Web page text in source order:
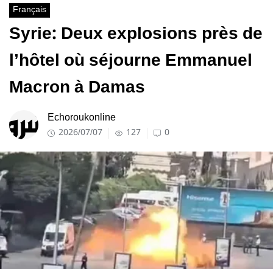
Français
Syrie: Deux explosions près de
l’hôtel où séjourne Emmanuel
Macron à Damas
Echoroukonline
2026/07/07 127 0